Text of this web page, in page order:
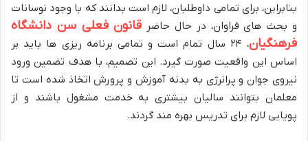
بنابراین، برای تمامی داوطلبان، لازم است بدانند که با وجود نوسانات
و بحث های فراوان، در حال حاضر قانون فعلی سن دانشگاه
فرهنگیان
، ۲۴ سال تمام است و تمامی برنامه ریزی ها باید بر
اساس این واقعیت صورت گیرد. این تصمیم، با هدف تضمین ورود
نیروی جوان و پرانرژی به بدنه آموزش و پرورش اتخاذ شده است تا
معلمان بتوانند سالیان بیشتری به خدمت مشغول باشند و از
پویایی لازم برای تدریس بهره مند گردند.